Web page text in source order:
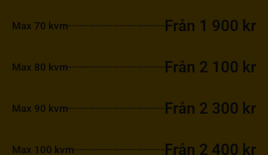
Max 70 kvm Från 1 900 kr
Max 80 kvm Från 2 100 kr
Max 90 kvm Från 2 300 kr
Max 100 kvm Från 2 400 kr